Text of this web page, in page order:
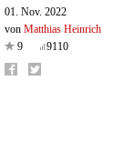
01. Nov. 2022
von Matthias Heinrich
9
9110